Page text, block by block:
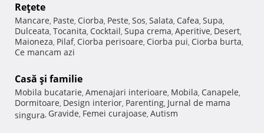
Reţete
Mancare, Paste, Ciorba, Peste, Sos, Salata, Cafea, Supa,
Dulceata, Tocanita, Cocktail, Supa crema, Aperitive, Desert,
Maioneza, Pilaf, Ciorba perisoare, Ciorba pui, Ciorba burta,
Ce mancam azi
Casă şi familie
Mobila bucatarie, Amenajari interioare, Mobila, Canapele,
Dormitoare, Design interior, Parenting, Jurnal de mama
singura, Gravide, Femei curajoase, Autism